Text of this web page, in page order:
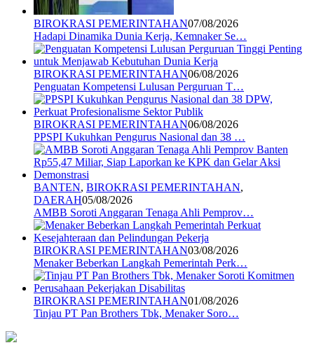
BIROKRASI PEMERINTAHAN07/08/2026
Hadapi Dinamika Dunia Kerja, Kemnaker Se…
BIROKRASI PEMERINTAHAN06/08/2026
Penguatan Kompetensi Lulusan Perguruan T…
BIROKRASI PEMERINTAHAN06/08/2026
PPSPI Kukuhkan Pengurus Nasional dan 38 …
BANTEN, BIROKRASI PEMERINTAHAN,
DAERAH05/08/2026
AMBB Soroti Anggaran Tenaga Ahli Pemprov…
BIROKRASI PEMERINTAHAN03/08/2026
Menaker Beberkan Langkah Pemerintah Perk…
BIROKRASI PEMERINTAHAN01/08/2026
Tinjau PT Pan Brothers Tbk, Menaker Soro…